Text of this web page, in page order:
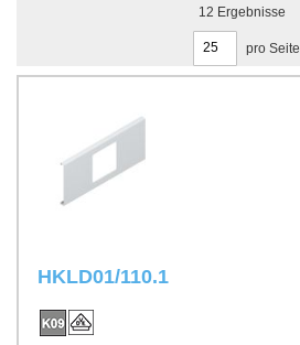
12 Ergebnisse
pro Seite
HKLD01/110.1